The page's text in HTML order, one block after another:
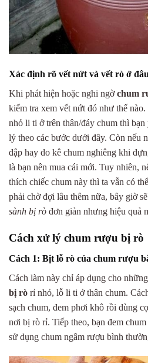
Xác định rõ vết nứt và vết rò ở đâu
Khi phát hiện hoặc nghi ngờchum
kiểm tra xem vết nứt đó như thế
nhỏ li ti ở trên thân/đáy chum thì
lý theo các bước dưới đây. Còn nếu
đập hay do kê chum nghiêng khi
là bạn nên mua cái mới. Tuy nhiên,
thích chiếc chum này thì ta vẫn có
phải chờ đợi lâu thêm nữa, bây giờ
sành bị rò đơn giản nhưng hiệu quả
Cách xử lý chum rượu bị rò
Cách 1: Bịt lỗ rò của chum rượu
Cách làm này chỉ áp dụng cho
bị rò rỉ nhỏ, lỗ li ti ở thân chum.
sạch chum, đem phơi khô rồi dùng
nơi bị rò rỉ. Tiếp theo, bạn đem
sử dụng chum ngâm rượu bình